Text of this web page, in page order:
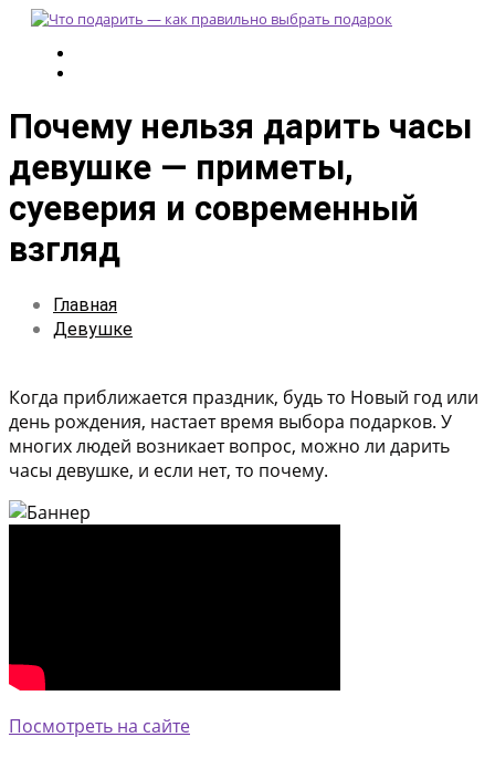
Почему нельзя дарить часы
девушке — приметы,
суеверия и современный
взгляд
Главная
Девушке
Когда приближается праздник, будь то Новый год или
день рождения, настает время выбора подарков. У
многих людей возникает вопрос, можно ли дарить
часы девушке, и если нет, то почему.
Посмотреть на сайте